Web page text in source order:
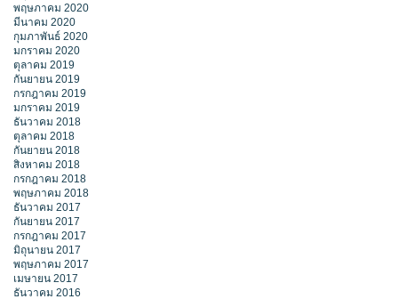
พฤษภาคม 2020
มีนาคม 2020
กุมภาพันธ์ 2020
มกราคม 2020
ตุลาคม 2019
กันยายน 2019
กรกฎาคม 2019
มกราคม 2019
ธันวาคม 2018
ตุลาคม 2018
กันยายน 2018
สิงหาคม 2018
กรกฎาคม 2018
พฤษภาคม 2018
ธันวาคม 2017
กันยายน 2017
กรกฎาคม 2017
มิถุนายน 2017
พฤษภาคม 2017
เมษายน 2017
ธันวาคม 2016